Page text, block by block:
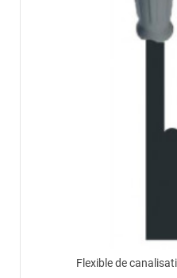
Flexible de